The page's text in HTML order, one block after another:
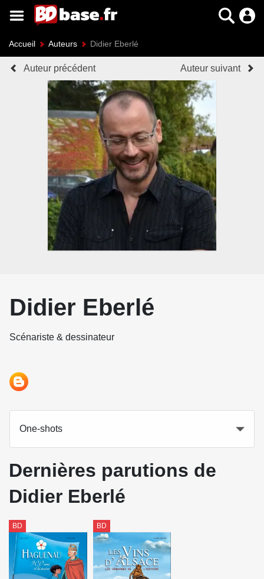
Accueil Auteurs Didier Eberlé
Auteur précédent Auteur suivant
Didier Eberlé
Scénariste & dessinateur
One-shots
Dernières parutions de
Didier Eberlé
BD BD